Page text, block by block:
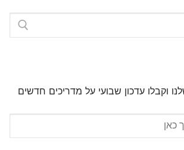
וקבלו עדכון שבועי על מדריכים חדשים